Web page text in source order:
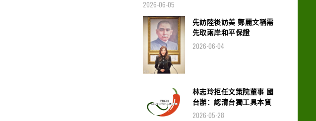
2026-06-05
先訪陸後訪美 鄭麗文稱需
先取兩岸和平保證
2026-06-04
林志玲拒任文策院董事 國
台辦：認清台獨工具本質
2026-05-28